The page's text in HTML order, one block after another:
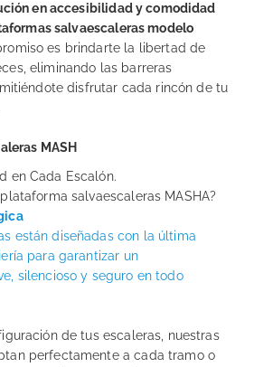
en accesibilidad y comodidad
salvaescaleras modelo
es brindarte la libertad de
eliminando las barreras
disfrutar cada rincón de tu
MASH
en Cada Escalón.
salvaescaleras MASHA?
están diseñadas con la última
para garantizar un
silencioso y seguro en todo
de tus escaleras, nuestras
perfectamente a cada tramo o